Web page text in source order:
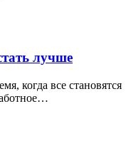
лучше
когда все становятся